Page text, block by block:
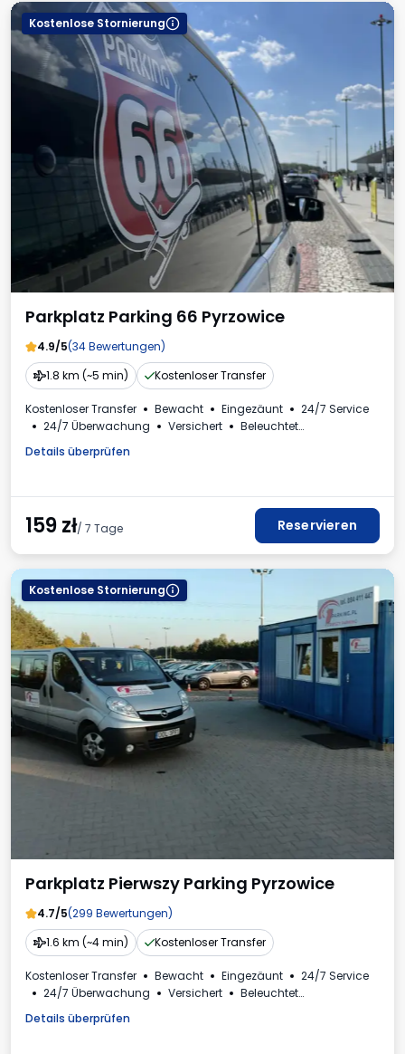
Kostenlose Stornierung
Parkplatz Parking 66 Pyrzowice
4.9/5(34 Bewertungen)
1.8 km (~5 min)
Kostenloser Transfer
Kostenloser Transfer Bewacht Eingezäunt
24/7 Service
24/7 Überwachung
Versichert
Beleuchtet
Details überprüfen
159zł/ 7 Tage Reservieren
Kostenlose Stornierung
Parkplatz Pierwszy Parking Pyrzowice
4.7/5(299 Bewertungen)
1.6 km (~4 min)
Kostenloser Transfer
Kostenloser Transfer Bewacht Eingezäunt
24/7 Service
24/7 Überwachung
Versichert
Beleuchtet
Details überprüfen